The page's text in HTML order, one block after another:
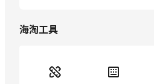
海淘工具